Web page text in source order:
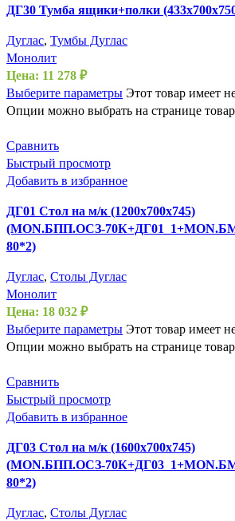
ДГ30 Тумба ящики+полки
Дуглас, Тумбы Дуглас
Монолит
Цена: 11 278 ₽
Выберите параметры Этот товар имеет
Опции можно выбрать на странице
Сравнить
Быстрый просмотр
Добавить в избранное
ДГ01 Стол на м/к (1200х700х745)
(MON.БПП.ОСЗ-
80*2)
Дуглас, Столы Дуглас
Монолит
Цена: 18 032 ₽
Выберите параметры Этот товар имеет
Опции можно выбрать на странице
Сравнить
Быстрый просмотр
Добавить в избранное
ДГ03 Стол на м/к (1600х700х745)
(MON.БПП.ОСЗ-
80*2)
Дуглас, Столы Дуглас